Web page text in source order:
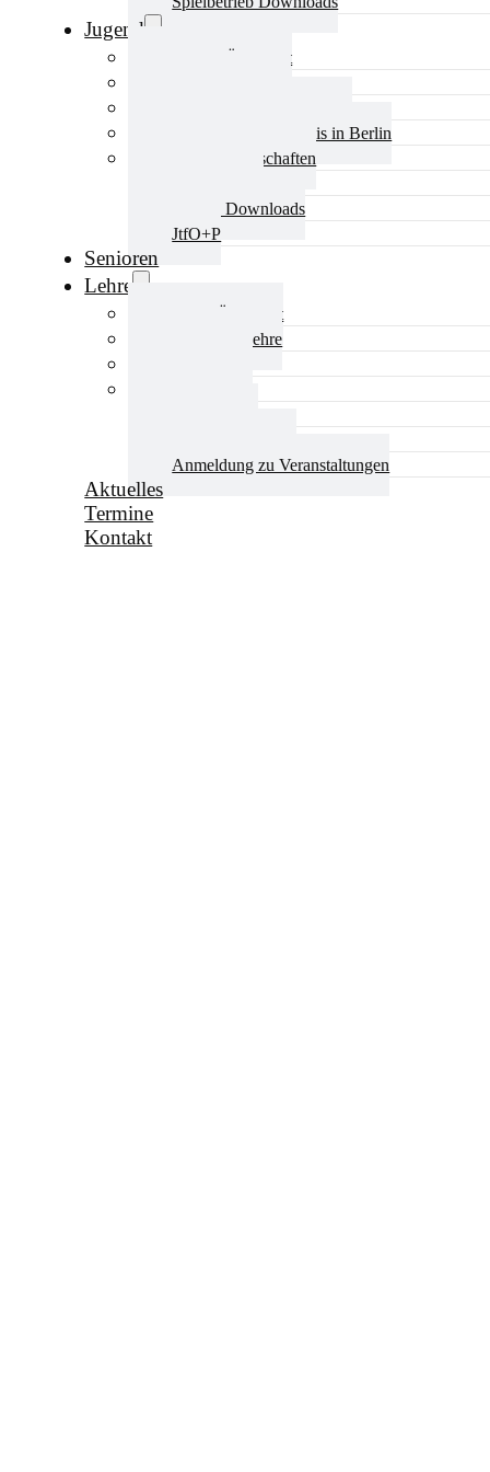
Jugend
Jugend Übersicht
Schulsport Tischtennis in Berlin
mini-Meisterschaften
Jugend Downloads
JtfO+P
Senioren
Lehre
Lehre Übersicht
Aktuelles Lehre
Anmeldung zu Veranstaltungen
Aktuelles
Termine
Kontakt